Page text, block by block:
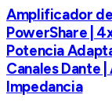
Amplificador
PowerShare |
Potencia
Canales Dante |
Impedancia